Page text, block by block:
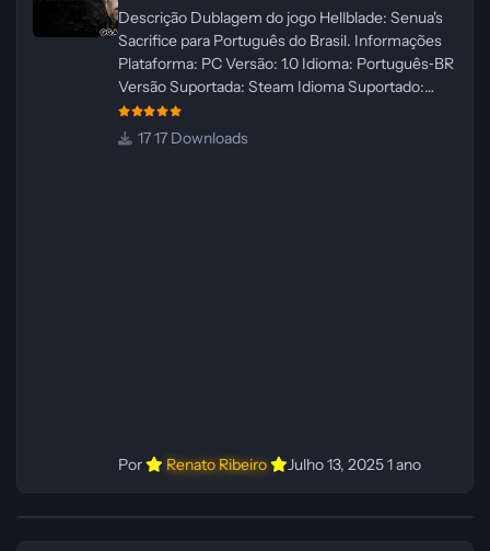
Descrição Dublagem do jogo Hellblade: Senua's
Sacrifice para Português do Brasil. Informações
Plataforma: PC Versão: 1.0 Idioma: Português‑BR
Versão Suportada: Steam Idioma Suportado:
Inglês Lançamento: 26/01/2025 Tamanho: 110 MB
Créditos — Central de Traduções
17 Downloads
Por Renato Ribeiro Julho 13, 20251 ano